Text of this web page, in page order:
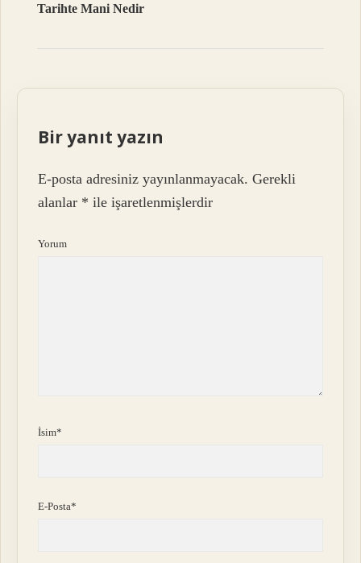
Tarihte Mani Nedir
Bir yanıt yazın
E-posta adresiniz yayınlanmayacak. Gerekli
alanlar * ile işaretlenmişlerdir
Yorum
İsim*
E-Posta*